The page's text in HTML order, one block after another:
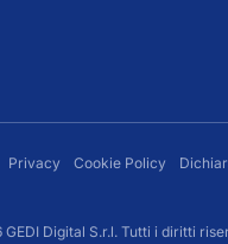
Privacy Cookie Policy
Digital S.r.l. Tutti i diritti